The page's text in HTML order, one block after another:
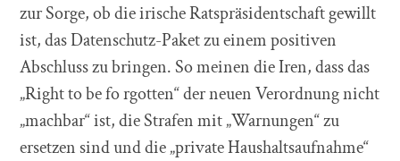
zur Sorge, ob die irische Ratspräsidentschaft gewillt
ist, das Datenschutz-Paket zu einem positiven
Abschluss zu bringen. So meinen die Iren, dass das
„Right to be fo rgotten“ der neuen Verordnung nicht
„machbar“ ist, die Strafen mit „Warnungen“ zu
ersetzen sind und die „private Haushaltsaufnahme“